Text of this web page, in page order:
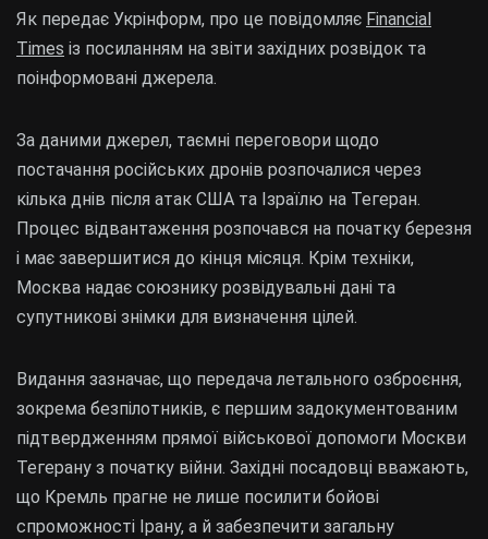
Як передає Укрінформ, про це повідомляє Financial
Times із посиланням на звіти західних розвідок та
поінформовані джерела.
За даними джерел, таємні переговори щодо
постачання російських дронів розпочалися через
кілька днів після атак США та Ізраїлю на Тегеран.
Процес відвантаження розпочався на початку березня
і має завершитися до кінця місяця. Крім техніки,
Москва надає союзнику розвідувальні дані та
супутникові знімки для визначення цілей.
Видання зазначає, що передача летального озброєння,
зокрема безпілотників, є першим задокументованим
підтвердженням прямої військової допомоги Москви
Тегерану з початку війни. Західні посадовці вважають,
що Кремль прагне не лише посилити бойові
спроможності Ірану, а й забезпечити загальну